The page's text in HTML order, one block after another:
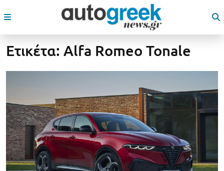
Ετικέτα: Alfa Romeo Tonale